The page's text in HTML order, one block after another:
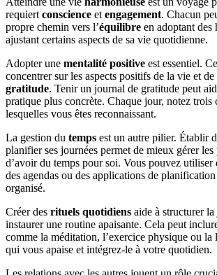
requiert conscience et engagement. Chacun
propre chemin vers l’équilibre en adoptant des
ajustant certains aspects de sa vie quotidienne.
Adopter une mentalité positive est essentiel.
concentrer sur les aspects positifs de la vie et
gratitude. Tenir un journal de gratitude peut
pratique plus concrète. Chaque jour, notez trois
lesquelles vous êtes reconnaissant.
La gestion du temps est un autre pilier. Établir
planifier ses journées permet de mieux gérer les
d’avoir du temps pour soi. Vous pouvez utiliser
des agendas ou des applications de
organisé.
Créer des rituels quotidiens aide à structurer la
instaurer une routine apaisante. Cela peut
comme la méditation, l’exercice physique ou la
qui vous apaise et intégrez-le à votre quotidien.